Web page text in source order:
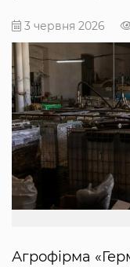
3 червня 2026
Агрофірма